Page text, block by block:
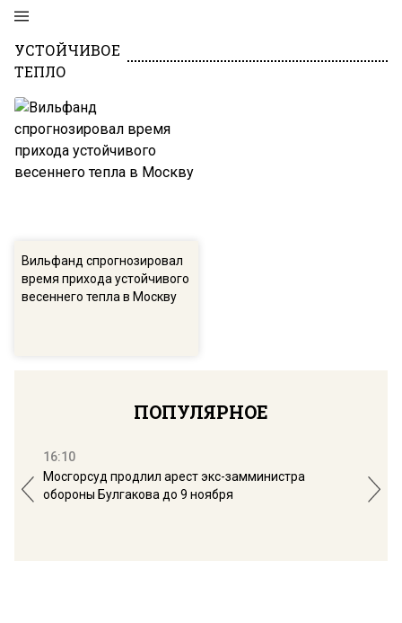
УСТОЙЧИВОЕ
ТЕПЛО
Вильфанд спрогнозировал
время прихода устойчивого
весеннего тепла в Москву
ПОПУЛЯРНОЕ
16:10
Мосгорсуд продлил арест экс-замминистра
обороны Булгакова до 9 ноября